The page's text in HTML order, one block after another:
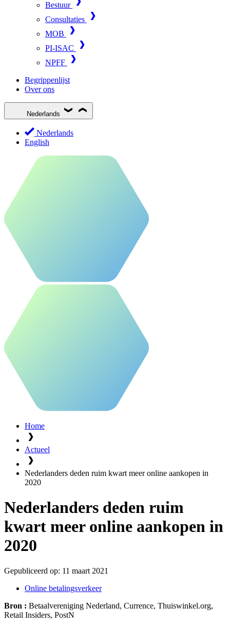
Bestuur
Consultaties
MOB
PI-ISAC
NPFF
Begrippenlijst
Over ons
Nederlands
Nederlands
English
Home
Actueel
Nederlanders deden ruim kwart meer online aankopen in
2020
Nederlanders deden ruim
kwart meer online aankopen in
2020
Gepubliceerd op: 11 maart 2021
Online betalingsverkeer
Bron : Betaalvereniging Nederland, Currence, Thuiswinkel.org,
Retail Insiders, PostN